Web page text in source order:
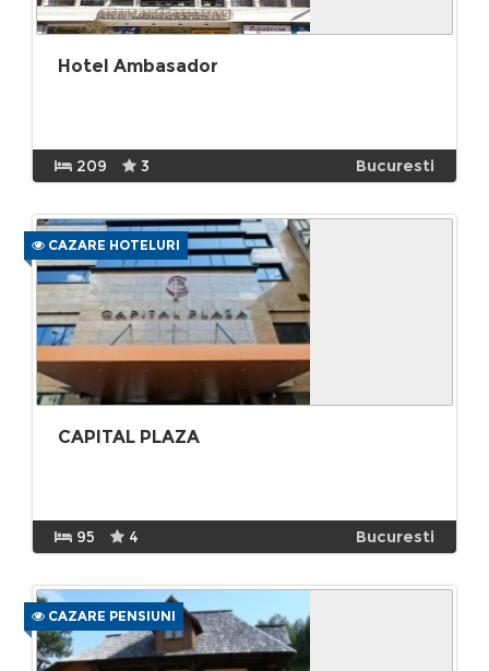
Hotel Ambasador
209 3 Bucuresti
CAZARE HOTELURI
CAPITAL PLAZA
95 4 Bucuresti
CAZARE PENSIUNI